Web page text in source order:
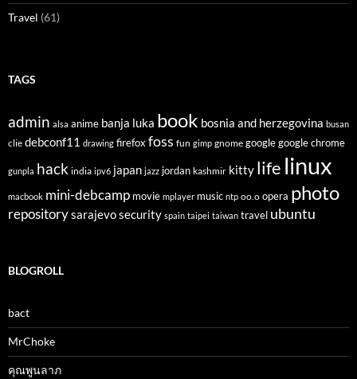
Travel (61)
TAGS
admin alsa anime banja luka book bosnia and herzegovina busan
clie debconf11 drawing firefoxfoss fun gimp gnome google google chrome
gunpla hack india ipv6 japan jazz jordan kashmir kitty life linux
macbook mini-debcamp movie mplayer music ntp oo.o opera photo
repositorysarajevosecurity spain taipei taiwan travel ubuntu
BLOGROLL
bact
MrChoke
คุณพูนลาภ